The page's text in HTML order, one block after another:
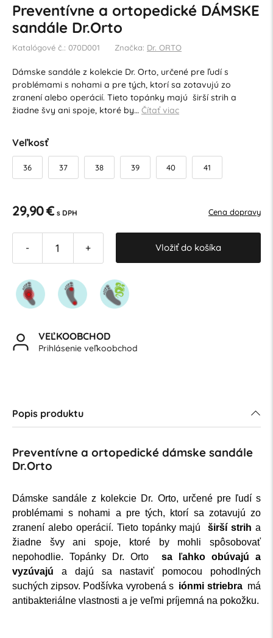
Preventívne a ortopedické DÁMSKE
sandále Dr.Orto
Katalógové č.: 070D001 Značka: Dr. ORTO
Dámske sandále z kolekcie Dr. Orto, určené pre ľudí s
problémami s nohami a pre tých, ktorí sa zotavujú zo
zranení alebo operácií. Tieto topánky majú širší strih a
žiadne švy ani spoje, ktoré by… Čítať viac
Veľkosť
36 37 38 39 40 41
29,90 € s DPH Cena dopravy
- + Vložiť do košíka
VEĽKOOBCHOD
Prihlásenie veľkoobchod
Popis produktu
Preventívne a ortopedické dámske sandále
Dr.Orto
Dámske sandále z kolekcie Dr. Orto, určené pre ľudí s
problémami s nohami a pre tých, ktorí sa zotavujú zo
zranení alebo operácií. Tieto topánky majúširší strih a
žiadne švy ani spoje, ktoré by mohli spôsobovať
nepohodlie. Topánky Dr. Orto sa ľahko obúvajú a
vyzúvajú a dajú sa nastaviť pomocou pohodlných
suchých zipsov. Podšívka vyrobená s iónmi striebramá
antibakteriálne vlastnosti a je veľmi príjemná na pokožku.